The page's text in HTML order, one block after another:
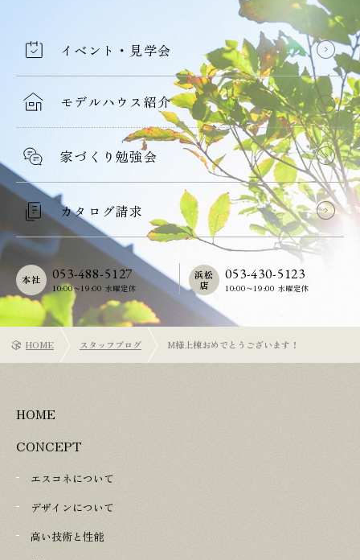
イベント・見学会
モデルハウス紹介
家づくり勉強会
カタログ請求
053-488-5127
10:00〜19:00 水曜定休
本社 053-430-5123
10:00〜19:00 水曜定休
浜松
店
HOME スタッフブログ M様上棟おめでとうございます！
HOME
CONCEPT
エスコネについて
デザインについて
高い技術と性能